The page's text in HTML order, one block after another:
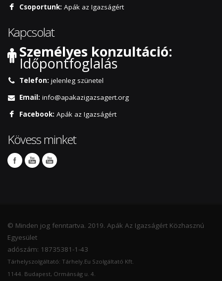
Csoportunk: Apák az Igazságért
Kapcsolat
Személyes konzultáció:
Időpontfoglalás
Telefon: jelenleg szünetel
Email: info@apakazigazsagert.org
Facebook: Apák az Igazságért
Kövess minket
© Minden jog fenntartva. 2019. Apák Az Igazságért Közhasznú
Egyesület
adószám: 18735381-1-43
Tárhelyszolgáltató: Tárhely.Eu Szolgáltató Kft.
1144. Budapest, Ormánság u. 4.